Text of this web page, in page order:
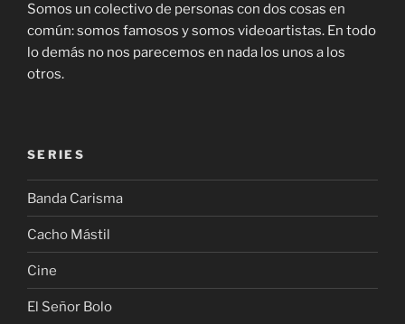
Somos un colectivo de personas con dos cosas en
común: somos famosos y somos videoartistas. En todo
lo demás no nos parecemos en nada los unos a los
otros.
SERIES
Banda Carisma
Cacho Mástil
Cine
El Señor Bolo